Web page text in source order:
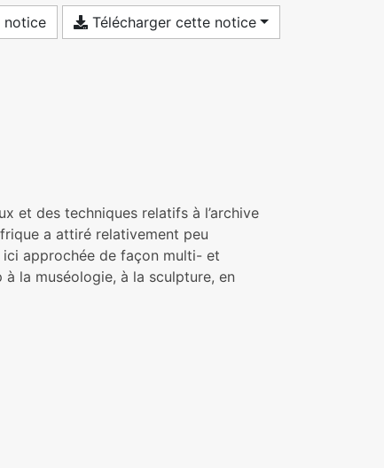
notice Télécharger cette notice
et des techniques relatifs à l’archive
a attiré relativement peu
approchée de façon multi- et
la muséologie, à la sculpture, en